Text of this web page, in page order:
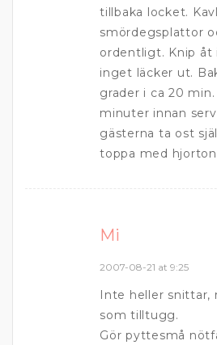
tillbaka locket.
smördegsplattor
ordentligt. Knip åt
inget läcker ut.
grader i ca 20
minuter innan
gästerna ta ost
toppa med
Mi
2007-08-21 at 9:25
Inte heller snittar,
som tilltugg.
Gör pyttesmå